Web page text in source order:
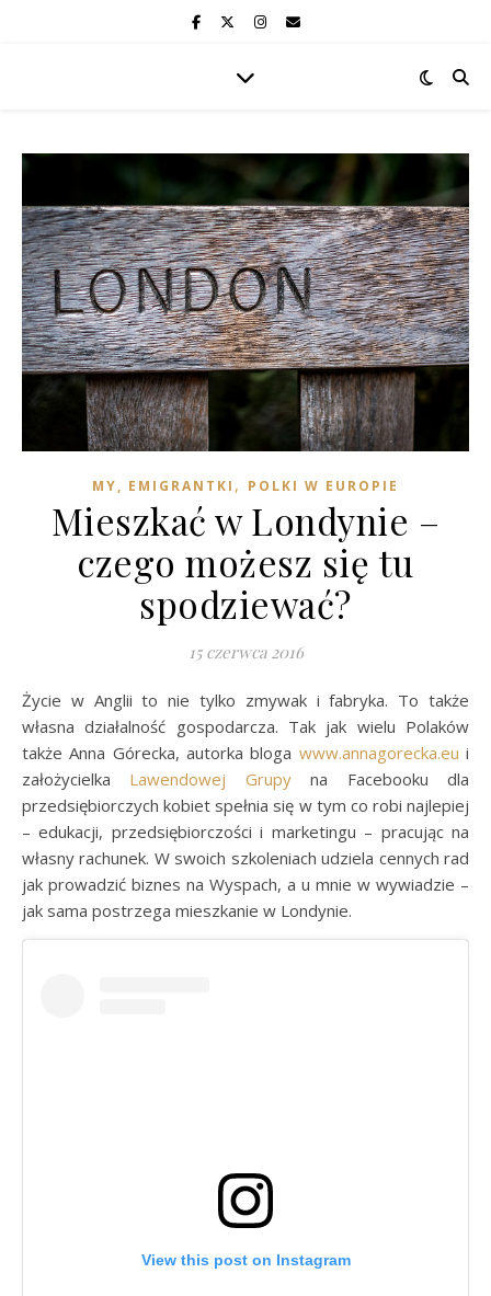
MY, EMIGRANTKI , POLKI W EUROPIE
Mieszkać w Londynie –
czego możesz się tu
spodziewać?
15 czerwca 2016
Życie w Anglii to nie tylko zmywak i fabryka. To także
własna działalność gospodarcza. Tak jak wielu Polaków
także Anna Górecka, autorka bloga www.annagorecka.eu i
założycielka Lawendowej Grupyna Facebooku dla
przedsiębiorczych kobiet spełnia się w tym co robi najlepiej
– edukacji, przedsiębiorczości i marketingu – pracując na
własny rachunek. W swoich szkoleniach udziela cennych rad
jak prowadzić biznes na Wyspach, a u mnie w wywiadzie –
jak sama postrzega mieszkanie w Londynie.
View this post on Instagram